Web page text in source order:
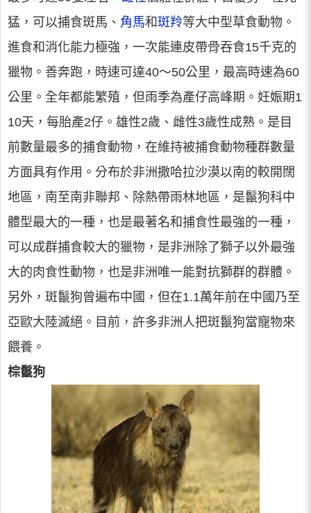
猛，可以捕食斑馬、 角馬和斑羚等大中型草食動物。
進食和消化能力極強，一次能連皮帶骨吞食15千克的
獵物。善奔跑，時速可達40～50公里，最高時速為60
公里。全年都能繁殖，但雨季為產仔高峰期。妊娠期1
10天，每胎產2仔。雄性2歲、雌性3歲性成熟。是目
前數量最多的捕食動物，在維持被捕食動物種群數量
方面具有作用。分布於非洲撒哈拉沙漠以南的較開闊
地區，南至南非聯邦、除熱帶雨林地區，是鬣狗科中
體型最大的一種，也是最著名和捕食性最強的一種，
可以成群捕食較大的獵物，是非洲除了獅子以外最強
大的肉食性動物，也是非洲唯一能對抗獅群的群體。
另外，斑鬣狗曾遍布中國，但在1.1萬年前在中國乃至
亞歐大陸滅絕。目前，許多非洲人把斑鬣狗當寵物來
餵養。
棕鬣狗